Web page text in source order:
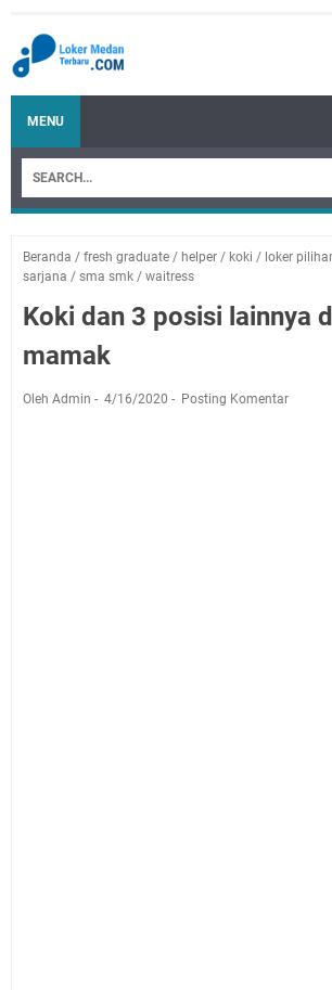
MENU
Beranda / fresh graduate / helper / koki / loker
sarjana / sma smk / waitress
Koki dan 3 posisi lainnya
mamak
Oleh Admin 4/16/2020 Posting Komentar